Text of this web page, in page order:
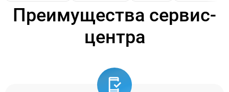
Преимущества сервис-
центра